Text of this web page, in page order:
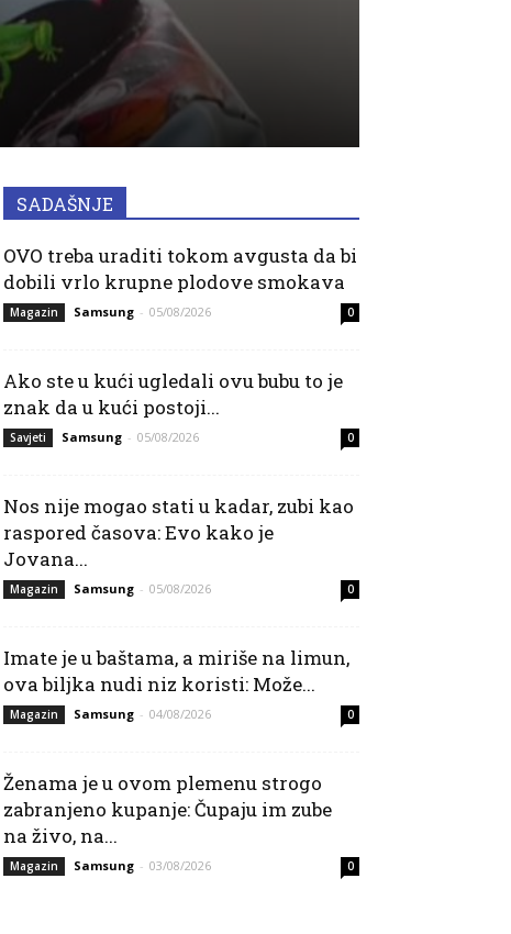
SADAŠNJE
OVO treba uraditi tokom avgusta da bi
dobili vrlo krupne plodove smokava
Magazin Samsung - 05/08/2026 0
Ako ste u kući ugledali ovu bubu to je
znak da u kući postoji...
Savjeti Samsung - 05/08/2026 0
Nos nije mogao stati u kadar, zubi kao
raspored časova: Evo kako je
Jovana...
Magazin Samsung - 05/08/2026 0
Imate je u baštama, a miriše na limun,
ova biljka nudi niz koristi: Može...
Magazin Samsung - 04/08/2026 0
Ženama je u ovom plemenu strogo
zabranjeno kupanje: Čupaju im zube
na živo, na...
Magazin Samsung - 03/08/2026 0